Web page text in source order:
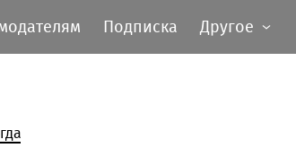
Подписка Другое